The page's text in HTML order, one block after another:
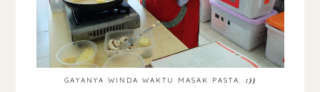
GAYANYA WINDA WAKTU MASAK PASTA. :))